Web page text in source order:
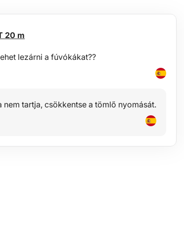
20 m
lezárni a fúvókákat??
tartja, csökkentse a tömlő nyomását.